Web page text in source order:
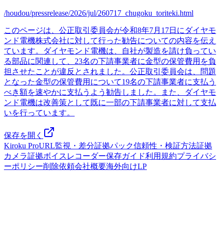
/houdou/pressrelease/2026/jul/260717_chugoku_toriteki.html
このページは、公正取引委員会が令和8年7月17日にダイヤモ
ンド電機株式会社に対して行った勧告についての内容を伝え
ています。ダイヤモンド電機は、自社が製造を請け負ってい
る部品に関連して、23名の下請事業者に金型の保管費用を負
担させたことが違反とされました。公正取引委員会は、問題
となった金型の保管費用について19名の下請事業者に支払う
べき額を速やかに支払うよう勧告しました。また、ダイヤモ
ンド電機は改善策として既に一部の下請事業者に対して支払
いを行っています。
保存を開く
Kiroku ProURL監視・差分証拠パック信頼性・検証方法証拠
カメラ証拠ボイスレコーダー保存ガイド利用規約プライバシ
ーポリシー削除依頼会社概要海外向けLP